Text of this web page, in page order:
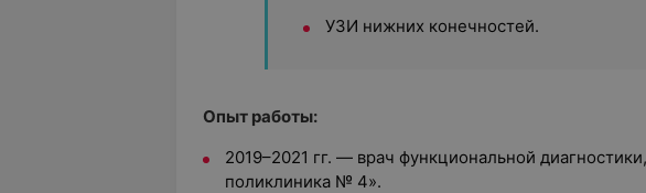
УЗИ нижних конечностей.
Опыт работы:
2019–2021 гг. — врач функциональной
поликлиника № 4».